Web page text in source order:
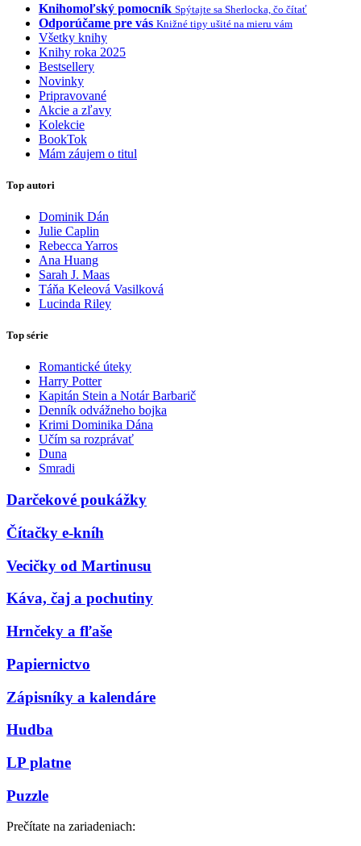
Knihomoľský pomocník Spýtajte sa Sherlocka, čo čítať
Odporúčame pre vás Knižné tipy ušité na mieru vám
Všetky knihy
Knihy roka 2025
Bestsellery
Novinky
Pripravované
Akcie a zľavy
Kolekcie
BookTok
Mám záujem o titul
Top autori
Dominik Dán
Julie Caplin
Rebecca Yarros
Ana Huang
Sarah J. Maas
Táňa Keleová Vasilková
Lucinda Riley
Top série
Romantické úteky
Harry Potter
Kapitán Stein a Notár Barbarič
Denník odvážneho bojka
Krimi Dominika Dána
Učím sa rozprávať
Duna
Smradi
Darčekové poukážky
Čítačky e-kníh
Vecičky od Martinusu
Káva, čaj a pochutiny
Hrnčeky a fľaše
Papiernictvo
Zápisníky a kalendáre
Hudba
LP platne
Puzzle
Prečítate na zariadeniach: